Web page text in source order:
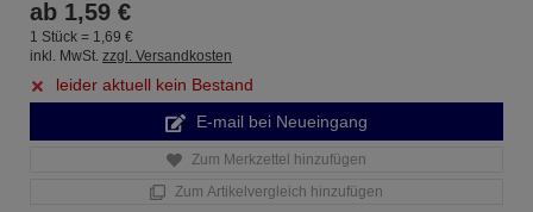
ab 1,59 €
1 Stück = 1, 69 €
inkl. MwSt. zzgl. Versandkosten
leider aktuell kein Bestand
E-mail bei Neueingang
Zum Merkzettel hinzufügen
Zum Artikelvergleich hinzufügen